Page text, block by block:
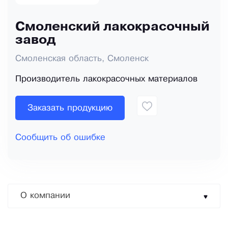
Смоленский лакокрасочный
завод
Смоленская область, Смоленск
Производитель лакокрасочных материалов
Заказать продукцию
Сообщить об ошибке
О компании